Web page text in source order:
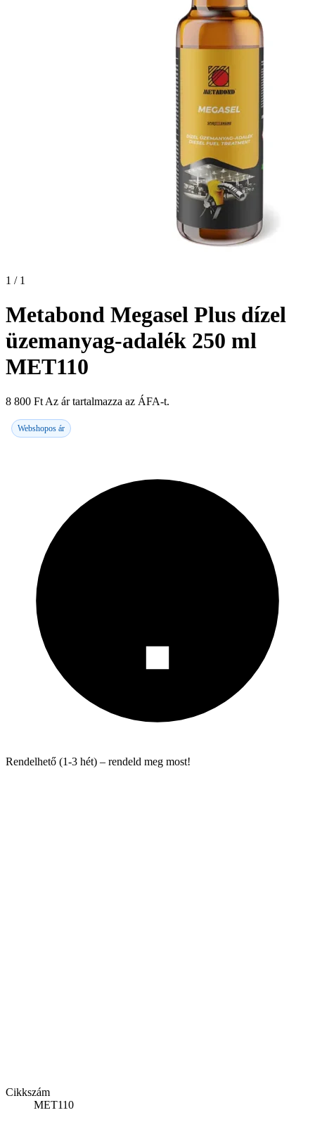
1 / 1
Metabond Megasel Plus dízel
üzemanyag-adalék 250 ml
MET110
8 800 Ft Az ár tartalmazza az ÁFA-t.
Webshopos ár
Rendelhető (1-3 hét) – rendeld meg most!
Cikkszám
MET110